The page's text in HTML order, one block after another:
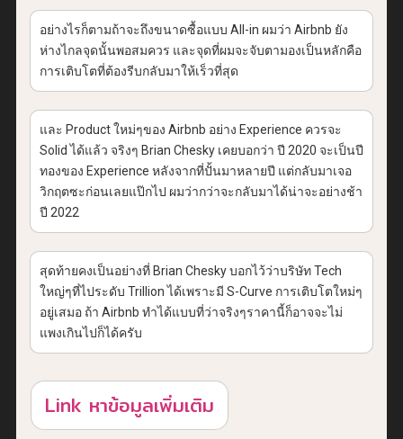
อย่างไรก็ตามถ้าจะถึงขนาดซื้อแบบ All-in ผมว่า Airbnb ยัง
ห่างไกลจุดนั้นพอสมควร และจุดที่ผมจะจับตามองเป็นหลักคือ
การเติบโตที่ต้องรีบกลับมาให้เร็วที่สุด
และ Product ใหม่ๆของ Airbnb อย่าง Experience ควรจะ
Solid ได้แล้ว จริงๆ Brian Chesky เคยบอกว่า ปี 2020 จะเป็นปี
ทองของ Experience หลังจากที่ปั้นมาหลายปี แต่กลับมาเจอ
วิกฤตซะก่อนเลยแป๊กไป ผมว่ากว่าจะกลับมาได้น่าจะอย่างช้า
ปี 2022
สุดท้ายคงเป็นอย่างที่ Brian Chesky บอกไว้ว่าบริษัท Tech
ใหญ่ๆที่ไประดับ Trillion ได้เพราะมี S-Curve การเติบโตใหม่ๆ
อยู่เสมอ ถ้า Airbnb ทำได้แบบที่ว่าจริงๆราคานี้ก็อาจจะไม่
แพงเกินไปก็ได้ครับ
Link หาข้อมูลเพิ่มเติม